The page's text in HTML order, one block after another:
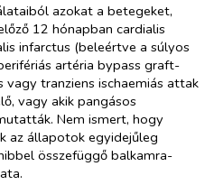
azokat a betegeket,
12 hónapban cardialis
infarctus (beleértve a súlyos
artéria bypass graft-
tranziens ischaemiás attak
vagy akik pangásos
Nem ismert, hogy
az állapotok egyidejűleg
összefüggő balkamra-